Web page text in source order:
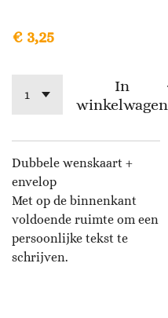
€ 3,25
In
winkelwagen
Dubbele wenskaart +
envelop
Met op de binnenkant
voldoende ruimte om een
persoonlijke tekst te
schrijven.